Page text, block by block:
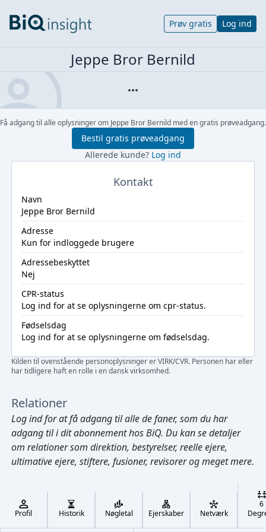
Cmd/Ctrl + K
Prøv gratis Log ind
Jeppe Bror Bernild
Få adgang til alle oplysninger om Jeppe Bror Bernild med en gratis prøveadgang.
Bestil gratis prøveadgang
Allerede kunde? Log ind
Kontakt
Navn
Jeppe Bror Bernild
Adresse
Kun for indloggede brugere
Adressebeskyttet
Nej
CPR-status
Log ind for at se oplysningerne om cpr-status.
Fødselsdag
Log ind for at se oplysningerne om fødselsdag.
Kilden til ovenstående personoplysninger er VIRK/CVR. Personen har eller
har tidligere haft en rolle i en dansk virksomhed.
Relationer
Log indfor at få adgang til alle de faner, som du har
adgang til i dit abonnement hos BiQ. Du kan se detaljer
om relationer som direktion, bestyrelser, reelle ejere,
ultimative ejere, stiftere, fusioner, revisorer og meget mere.
Profil Historik Nøgletal Ejerskaber Netværk
6